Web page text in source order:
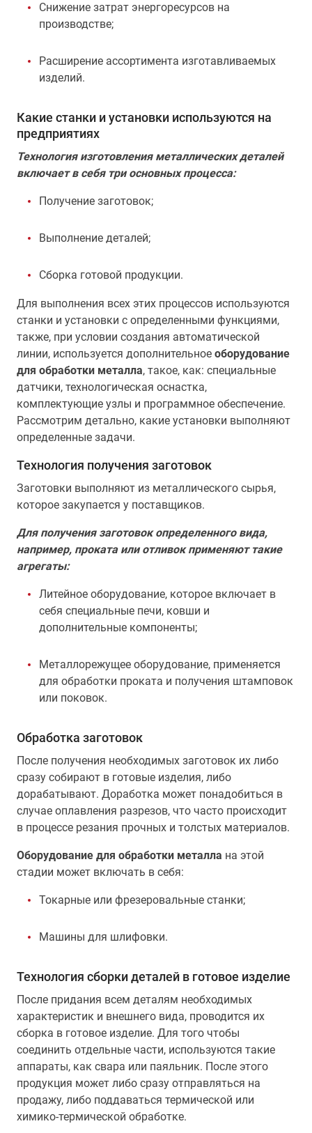
Снижение затрат энергоресурсов на
производстве;
Расширение ассортимента изготавливаемых
изделий.
Какие станки и установки используются на
предприятиях
Технология изготовления металлических деталей
включает в себя три основных процесса:
Получение заготовок;
Выполнение деталей;
Сборка готовой продукции.
Для выполнения всех этих процессов используются
станки и установки с определенными функциями,
также, при условии создания автоматической
линии, используется дополнительное оборудование
для обработки металла, такое, как: специальные
датчики, технологическая оснастка,
комплектующие узлы и программное обеспечение.
Рассмотрим детально, какие установки выполняют
определенные задачи.
Технология получения заготовок
Заготовки выполняют из металлического сырья,
которое закупается у поставщиков.
Для получения заготовок определенного вида,
например, проката или отливок применяют такие
агрегаты:
Литейное оборудование, которое включает в
себя специальные печи, ковши и
дополнительные компоненты;
Металлорежущее оборудование, применяется
для обработки проката и получения штамповок
или поковок.
Обработка заготовок
После получения необходимых заготовок их либо
сразу собирают в готовые изделия, либо
дорабатывают. Доработка может понадобиться в
случае оплавления разрезов, что часто происходит
в процессе резания прочных и толстых материалов.
Оборудование для обработки металла на этой
стадии может включать в себя:
Токарные или фрезеровальные станки;
Машины для шлифовки.
Технология сборки деталей в готовое изделие
После придания всем деталям необходимых
характеристик и внешнего вида, проводится их
сборка в готовое изделие. Для того чтобы
соединить отдельные части, используются такие
аппараты, как свара или паяльник. После этого
продукция может либо сразу отправляться на
продажу, либо поддаваться термической или
химико-термической обработке.